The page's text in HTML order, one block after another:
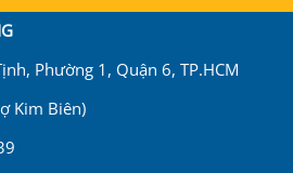
Phường 1, Quận 6, TP.HCM
Kim Biên)